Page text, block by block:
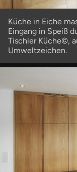
Küche in Eiche
Eingang in Speiß
Tischler Küche©,
Umweltzeichen.